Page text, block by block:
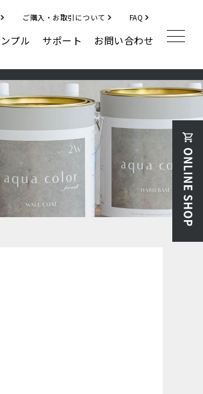
ご購入・お取引について FAQ
ラー
ッチ
プル サポート お問い合わせ